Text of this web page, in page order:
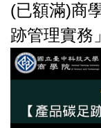
(已額滿)商
跡管理實務